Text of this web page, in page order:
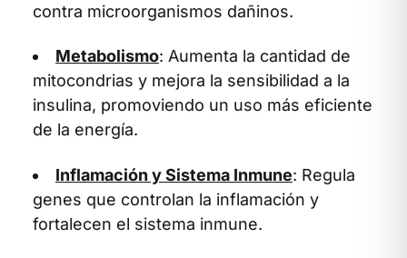
contra microorganismos dañinos.
Metabolismo: Aumenta la cantidad de
mitocondrias y mejora la sensibilidad a la
insulina, promoviendo un uso más eficiente
de la energía.
Inflamación y Sistema Inmune: Regula
genes que controlan la inflamación y
fortalecen el sistema inmune.